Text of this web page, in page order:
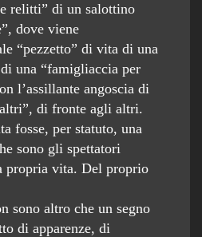
relitti” di un salottino
dove viene
“pezzetto” di vita di una
una “famigliaccia per
l’assillante angoscia di
di fronte agli altri.
fosse, per statuto, una
sono gli spettatori
propria vita. Del proprio
sono altro che un segno
di apparenze, di